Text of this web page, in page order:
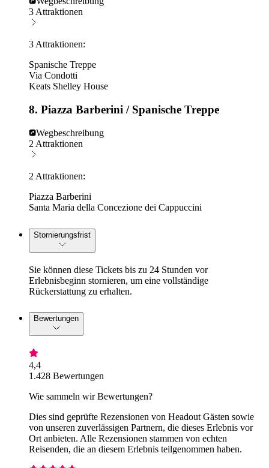
3 Attraktionen
3 Attraktionen:
Spanische Treppe
Via Condotti
Keats Shelley House
8. Piazza Barberini / Spanische Treppe
Wegbeschreibung
2 Attraktionen
2 Attraktionen:
Piazza Barberini
Santa Maria della Concezione dei Cappuccini
Stornierungsfrist
Sie können diese Tickets bis zu 24 Stunden vor
Erlebnisbeginn stornieren, um eine vollständige
Rückerstattung zu erhalten.
Bewertungen
4,4
1.428 Bewertungen
Wie sammeln wir Bewertungen?
Dies sind geprüfte Rezensionen von Headout Gästen sowie
von unseren zuverlässigen Partnern, die dieses Erlebnis vor
Ort anbieten. Alle Rezensionen stammen von echten
Reisenden, die an diesem Erlebnis teilgenommen haben.